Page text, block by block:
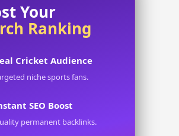
Your
Ranking
Cricket Audience
niche sports fans.
SEO Boost
permanent backlinks.